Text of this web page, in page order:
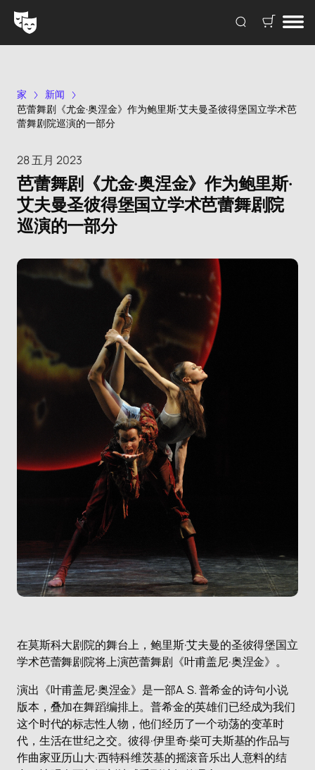
家
新闻
芭蕾舞剧《尤金·奥涅金》作为鲍里斯·艾夫曼圣彼得堡国立学术芭
蕾舞剧院巡演的一部分
28 五月 2023
芭蕾舞剧《尤金·奥涅金》作为鲍里斯·
艾夫曼圣彼得堡国立学术芭蕾舞剧院
巡演的一部分
在莫斯科大剧院的舞台上，鲍里斯·艾夫曼的圣彼得堡国立
学术芭蕾舞剧院将上演芭蕾舞剧《叶甫盖尼·奥涅金》。
演出《叶甫盖尼·奥涅金》是一部A. S. 普希金的诗句小说
版本，叠加在舞蹈编排上。普希金的英雄们已经成为我们
这个时代的标志性人物，他们经历了一个动荡的变革时
代，生活在世纪之交。彼得·伊里奇·柴可夫斯基的作品与
作曲家亚历山大·西特科维茨基的摇滚音乐出人意料的结